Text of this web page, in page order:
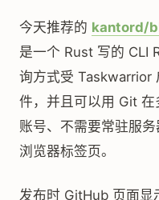
今天推荐的 kantord/
是一个 Rust 写的 CLI
询方式受 Taskwarrior
件，并且可以用 Git
账号、不需要常驻服
浏览器标签页。
发布时 GitHub 页面显